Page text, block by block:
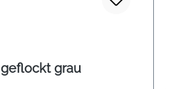
grau